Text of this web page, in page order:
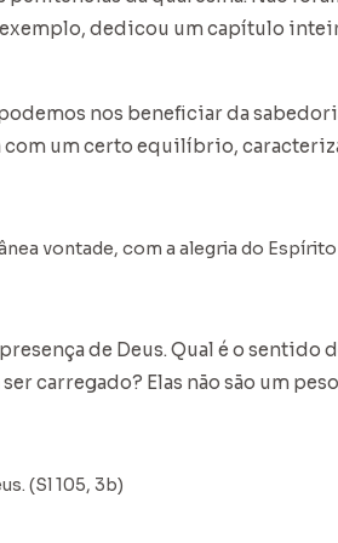
dedicou um capítulo
nos beneficiar da
com um certo equilíbrio,
vontade, com a alegria do
de Deus. Qual é o sentido
carregado? Elas não são um
(Sl 105, 3b)